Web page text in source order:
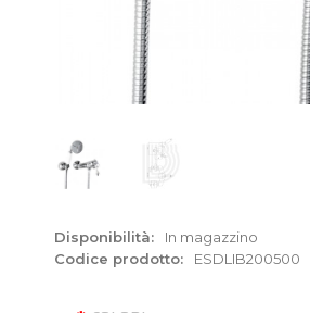
Disponibilità:
In magazzino
Codice prodotto:
ESDLIB200500